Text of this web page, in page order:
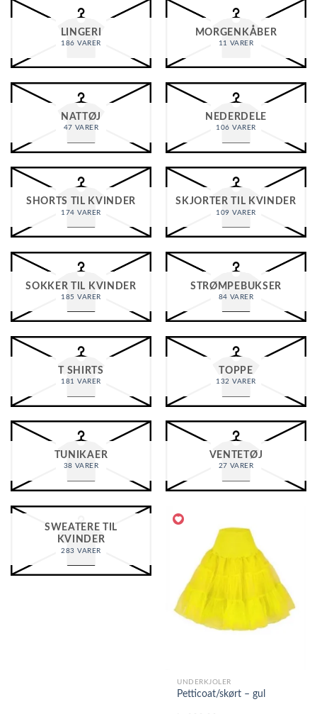
LINGERI
186 VARER
MORGENKÅBER
11 VARER
NATTØJ
47 VARER
NEDERDELE
106 VARER
SHORTS TIL KVINDER
174 VARER
SKJORTER TIL KVINDER
109 VARER
SOKKER TIL KVINDER
185 VARER
STRØMPEBUKSER
84 VARER
T SHIRTS
181 VARER
TOPPE
132 VARER
TUNIKAER
38 VARER
VENTETØJ
27 VARER
SWEATERE TIL
KVINDER
283 VARER
UNDERKJOLER
Petticoat/skørt – gul